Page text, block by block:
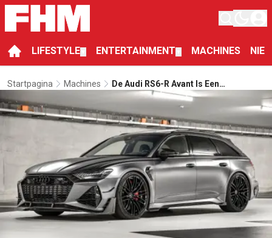
LIFESTYLE ENTERTAINMENT MACHINES
Startpagina Machines
De Audi RS6-R Avant Is Een
Familievriendelijk Monster Op Vier